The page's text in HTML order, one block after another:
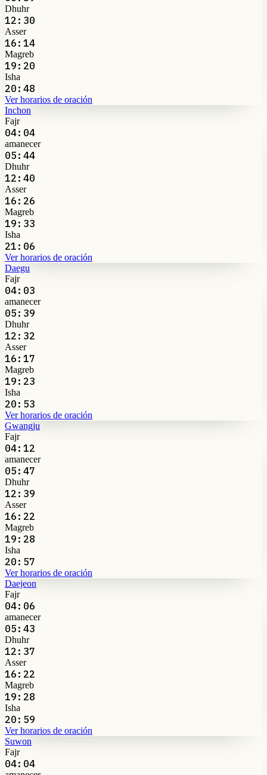
Dhuhr
12:30
Asser
16:14
Magreb
19:20
Isha
20:48
Ver horarios de oración
Inchon
Fajr
04:04
amanecer
05:44
Dhuhr
12:40
Asser
16:26
Magreb
19:33
Isha
21:06
Ver horarios de oración
Daegu
Fajr
04:03
amanecer
05:39
Dhuhr
12:32
Asser
16:17
Magreb
19:23
Isha
20:53
Ver horarios de oración
Gwangju
Fajr
04:12
amanecer
05:47
Dhuhr
12:39
Asser
16:22
Magreb
19:28
Isha
20:57
Ver horarios de oración
Daejeon
Fajr
04:06
amanecer
05:43
Dhuhr
12:37
Asser
16:22
Magreb
19:28
Isha
20:59
Ver horarios de oración
Suwon
Fajr
04:04